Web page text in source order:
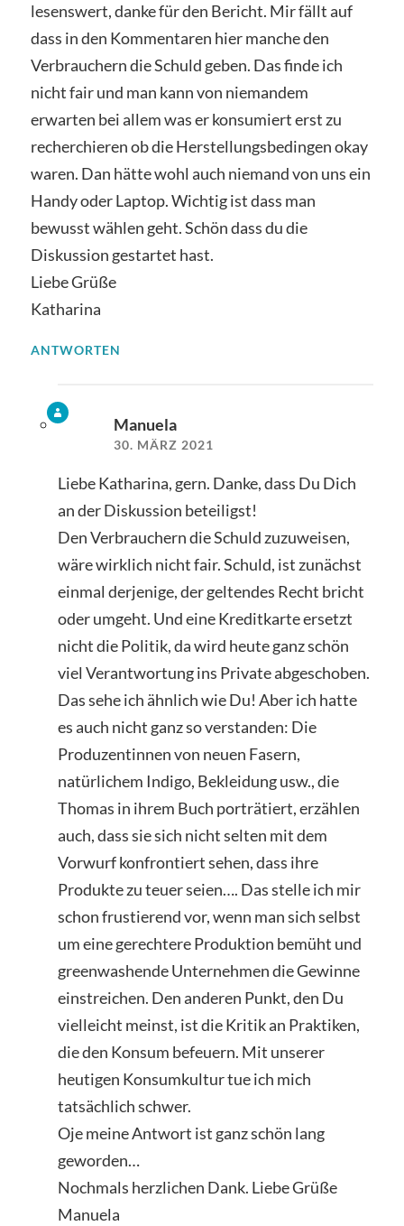
lesenswert, danke für den Bericht. Mir fällt auf
dass in den Kommentaren hier manche den
Verbrauchern die Schuld geben. Das finde ich
nicht fair und man kann von niemandem
erwarten bei allem was er konsumiert erst zu
recherchieren ob die Herstellungsbedingen okay
waren. Dan hätte wohl auch niemand von uns ein
Handy oder Laptop. Wichtig ist dass man
bewusst wählen geht. Schön dass du die
Diskussion gestartet hast.
Liebe Grüße
Katharina
ANTWORTEN
Manuela
30. MÄRZ 2021
Liebe Katharina, gern. Danke, dass Du Dich
an der Diskussion beteiligst!
Den Verbrauchern die Schuld zuzuweisen,
wäre wirklich nicht fair. Schuld, ist zunächst
einmal derjenige, der geltendes Recht bricht
oder umgeht. Und eine Kreditkarte ersetzt
nicht die Politik, da wird heute ganz schön
viel Verantwortung ins Private abgeschoben.
Das sehe ich ähnlich wie Du! Aber ich hatte
es auch nicht ganz so verstanden: Die
Produzentinnen von neuen Fasern,
natürlichem Indigo, Bekleidung usw., die
Thomas in ihrem Buch porträtiert, erzählen
auch, dass sie sich nicht selten mit dem
Vorwurf konfrontiert sehen, dass ihre
Produkte zu teuer seien…. Das stelle ich mir
schon frustierend vor, wenn man sich selbst
um eine gerechtere Produktion bemüht und
greenwashende Unternehmen die Gewinne
einstreichen. Den anderen Punkt, den Du
vielleicht meinst, ist die Kritik an Praktiken,
die den Konsum befeuern. Mit unserer
heutigen Konsumkultur tue ich mich
tatsächlich schwer.
Oje meine Antwort ist ganz schön lang
geworden…
Nochmals herzlichen Dank. Liebe Grüße
Manuela